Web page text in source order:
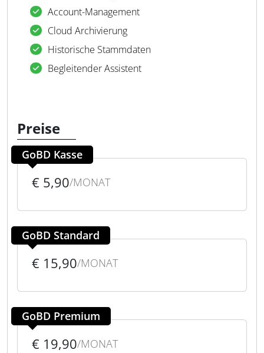
Account-Management
Cloud Archivierung
Historische Stammdaten
Begleitender Assistent
Preise
GoBD Kasse
€ 5,90/MONAT
GoBD Standard
€ 15,90/MONAT
GoBD Premium
€ 19,90/MONAT